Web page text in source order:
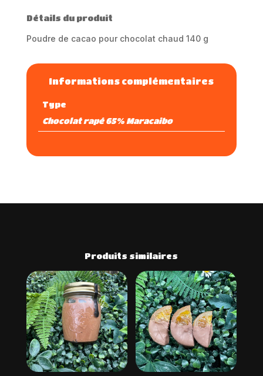
t
i
e
:
Détails du produit
Poudre de cacao pour chocolat chaud 140 g
Informations complémentaires
Type
Chocolat rapé 65% Maracaibo
Produits similaires